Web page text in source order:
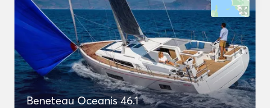
Beneteau Oceanis 46.1